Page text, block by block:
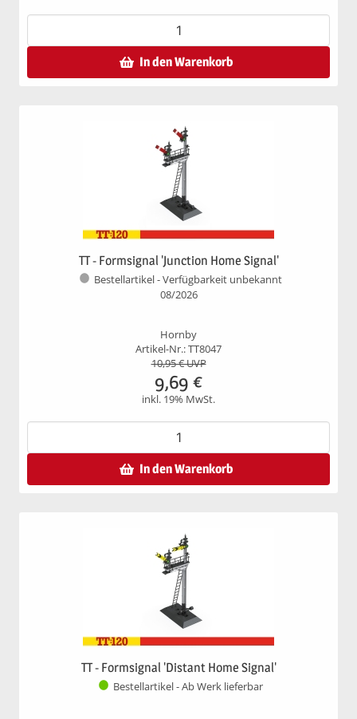
In den Warenkorb
TT - Formsignal 'Junction Home Signal'
Bestellartikel - Verfügbarkeit unbekannt
08/2026
Hornby
Artikel-Nr.: TT8047
10,95€ UVP
9,69 €
inkl. 19% MwSt.
In den Warenkorb
TT - Formsignal 'Distant Home Signal'
Bestellartikel - Ab Werk lieferbar